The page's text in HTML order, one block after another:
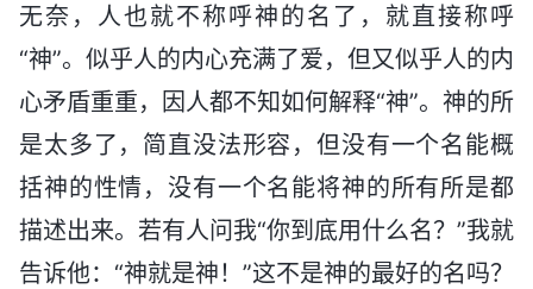
无奈，人也就不称呼神的名了，就直接称呼
“神”。似乎人的内心充满了爱，但又似乎人的内
心矛盾重重，因人都不知如何解释“神”。神的所
是太多了，简直没法形容，但没有一个名能概
括神的性情，没有一个名能将神的所有所是都
描述出来。若有人问我“你到底用什么名？”我就
告诉他：“神就是神！”这不是神的最好的名吗？